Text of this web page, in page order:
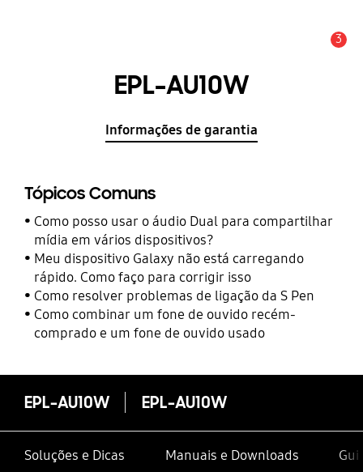
3
EPL-AU10W
Informações de garantia
Tópicos Comuns
Como posso usar o áudio Dual para compartilhar
mídia em vários dispositivos?
Meu dispositivo Galaxy não está carregando
rápido. Como faço para corrigir isso
Como resolver problemas de ligação da S Pen
Como combinar um fone de ouvido recém-
comprado e um fone de ouvido usado
EPL-AU10W EPL-AU10W
Soluções e Dicas Manuais e Downloads